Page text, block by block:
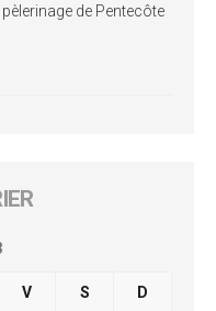
de Pentecôte
V S D